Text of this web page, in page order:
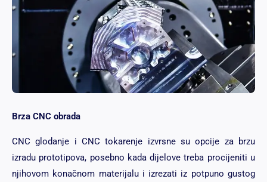
Brza CNC obrada
CNC glodanje i CNC tokarenje izvrsne su opcije za brzu
izradu prototipova, posebno kada dijelove treba procijeniti u
njihovom konačnom materijalu i izrezati iz potpuno gustog